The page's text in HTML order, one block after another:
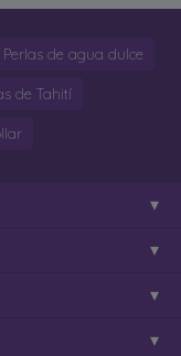
Perlas de agua dulce
de Tahití